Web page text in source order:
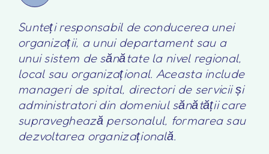
Sunteți responsabil de conducerea unei
organizații, a unui departament sau a
unui sistem de sănătate la nivel regional,
local sau organizațional. Aceasta include
manageri de spital, directori de servicii și
administratori din domeniul sănătății care
supraveghează personalul, formarea sau
dezvoltarea organizațională.